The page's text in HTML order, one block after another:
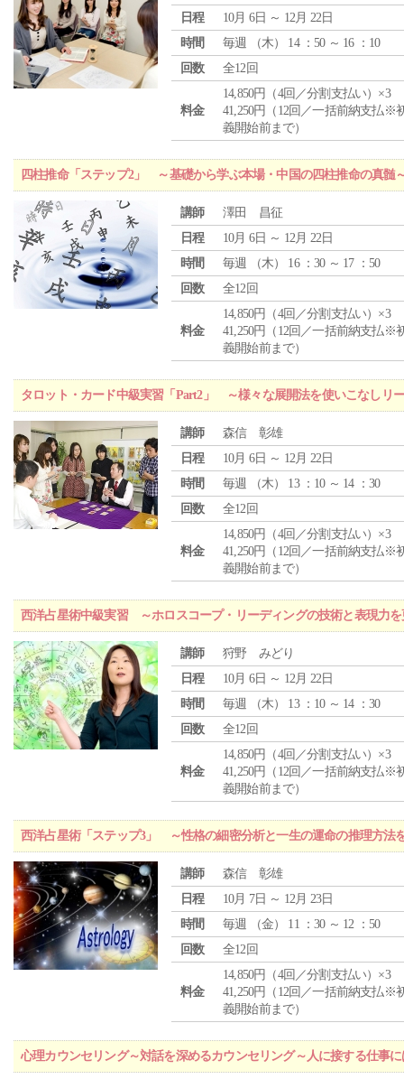
日程
10月 6日 ～ 12月 22日
時間
毎週 （木） 14 ：50 ～ 16 ：10
回数
全12回
料金
14,850円（4回／分割支払い）×3
41,250円（12回／一括前納支払※
義開始前まで）
四柱推命「ステップ2」 ～基礎から学ぶ本場・中国の四柱推命の真髄
講師
澤田 昌征
日程
10月 6日 ～ 12月 22日
時間
毎週 （木） 16 ：30 ～ 17 ：50
回数
全12回
料金
14,850円（4回／分割支払い）×3
41,250円（12回／一括前納支払※
義開始前まで）
タロット・カード中級実習「Part2」 ～様々な展開法を使いこなしリ
講師
森信 彰雄
日程
10月 6日 ～ 12月 22日
時間
毎週 （木） 13 ：10 ～ 14 ：30
回数
全12回
料金
14,850円（4回／分割支払い）×3
41,250円（12回／一括前納支払※
義開始前まで）
西洋占星術中級実習 ～ホロスコープ・リーディングの技術と表現力
講師
狩野 みどり
日程
10月 6日 ～ 12月 22日
時間
毎週 （木） 13 ：10 ～ 14 ：30
回数
全12回
料金
14,850円（4回／分割支払い）×3
41,250円（12回／一括前納支払※
義開始前まで）
西洋占星術「ステップ3」 ～性格の細密分析と一生の運命の推理方法
講師
森信 彰雄
日程
10月 7日 ～ 12月 23日
時間
毎週 （金） 11 ：30 ～ 12 ：50
回数
全12回
料金
14,850円（4回／分割支払い）×3
41,250円（12回／一括前納支払※
義開始前まで）
心理カウンセリング～対話を深めるカウンセリング～人に接する仕事